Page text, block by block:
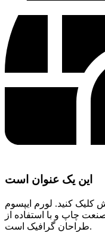
این یک عنوان است
کلیک کنید. لورم ایپسوم
چاپ و با استفاده از
طراحان گرافیک است.